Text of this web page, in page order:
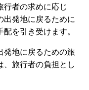
行者の求めに応じ
出発地に戻るために
を引き受けます。
地に戻るための旅
旅行者の負担とし